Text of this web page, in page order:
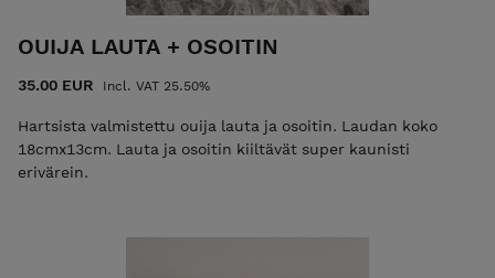
OUIJA LAUTA + OSOITIN
35.00 EUR Incl. VAT 25.50%
Hartsista valmistettu ouija lauta ja osoitin. Laudan koko
18cmx13cm. Lauta ja osoitin kiiltävät super kaunisti
erivärein.